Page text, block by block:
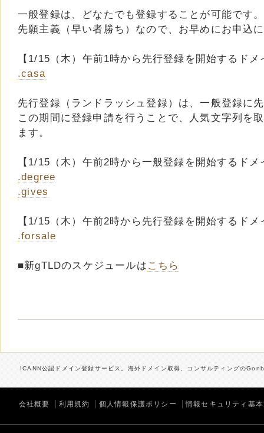
一般登録は、どなたでも登録することが可能です。
先願主義（早い者勝ち）なので、お早めにお申込
【1/15（木）午前1時から先行登録を開始するドメ
.casa
先行登録（ランドラッシュ登録）は、一般登録に
この期間に登録申請を行うことで、人気文字列を
ます。
【1/15（木）午前2時から一般登録を開始するドメ
.degree
.gives
【1/15（木）午前2時から先行登録を開始するドメ
.forsale
■新gTLDのスケジュールは こちら
ICANN公認ドメイン登録サービス。海外ドメイン取得、コンサルティングの
会社概要 利用規約 個人情報保護ポリシー 情報セキュリティ基